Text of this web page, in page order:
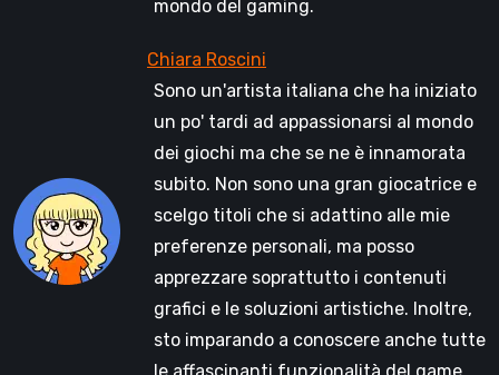
mondo del gaming.
Sono un'artista italiana che ha iniziato
un po' tardi ad appassionarsi al mondo
dei giochi ma che se ne è innamorata
subito. Non sono una gran giocatrice e
scelgo titoli che si adattino alle mie
preferenze personali, ma posso
apprezzare soprattutto i contenuti
grafici e le soluzioni artistiche. Inoltre,
sto imparando a conoscere anche tutte